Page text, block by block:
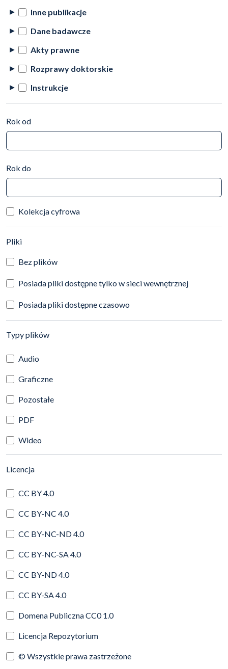
Inne publikacje
Dane badawcze
Akty prawne
Rozprawy doktorskie
Instrukcje
Rok od
Rok do
Kolekcja cyfrowa
Pliki(automatyczne przeładowanie treści)
Bez plików
Posiada pliki dostępne tylko w sieci wewnętrznej
Posiada pliki dostępne czasowo
Typy plików(automatyczne przeładowanie treści)
Audio
Graficzne
Pozostałe
PDF
Wideo
Licencja(automatyczne przeładowanie treści)
CC BY 4.0
CC BY-NC 4.0
CC BY-NC-ND 4.0
CC BY-NC-SA 4.0
CC BY-ND 4.0
CC BY-SA 4.0
Domena Publiczna CC0 1.0
Licencja Repozytorium
© Wszystkie prawa zastrzeżone